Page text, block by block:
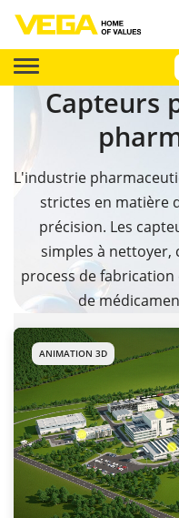
Capteurs
L'industrie
strictes en matière
précision. Les
simples à nettoyer,
process de
de
ANIMATION 3D